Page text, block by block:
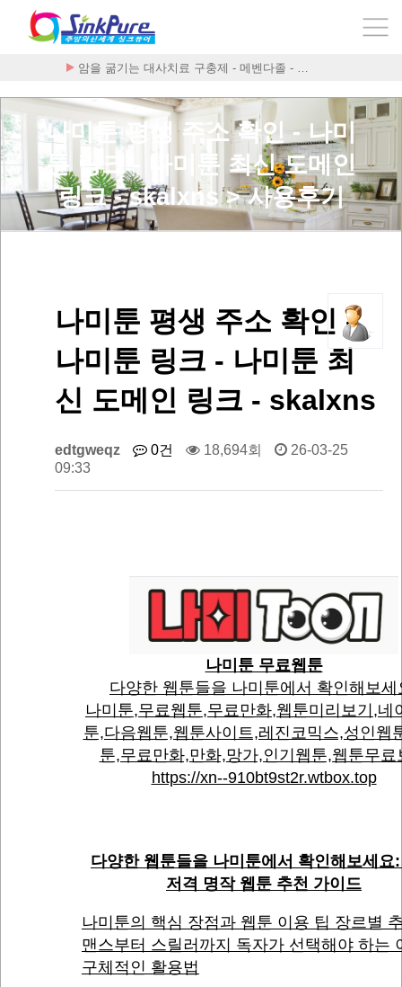
암을 굶기는 대사치료 구충제 - 메벤다졸 - …
나미툰 평생 주소 확인 - 나미
툰 링크 - 나미툰 최신 도메인
링크 - skalxns > 사용후기
나미툰 평생 주소 확인 -
나미툰 링크 - 나미툰 최
신 도메인 링크 - skalxns
edtgweqz 0건 18,694회
26-03-25
09:33
나미툰 무료웹툰
다양한 웹툰들을 나미툰에서 확인해보세
나미툰,무료웹툰,무료만화,웹툰미리보기,네
툰,다음웹툰,웹툰사이트,레진코믹스,성인웹
툰,무료만화,만화,망가,인기웹툰,웹툰무료
https://xn--910bt9st2r.wtbox.top
다양한 웹툰들을 나미툰에서 확인해보세요
저격 명작 웹툰 추천 가이드
나미툰의 핵심 장점과 웹툰 이용 팁 장르별
맨스부터 스릴러까지 독자가 선택해야 하는
구체적인 활용법